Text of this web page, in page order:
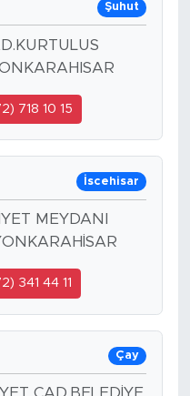
Şuhut
718 10 15
İscehisar
MEYDANI
341 44 11
Çay